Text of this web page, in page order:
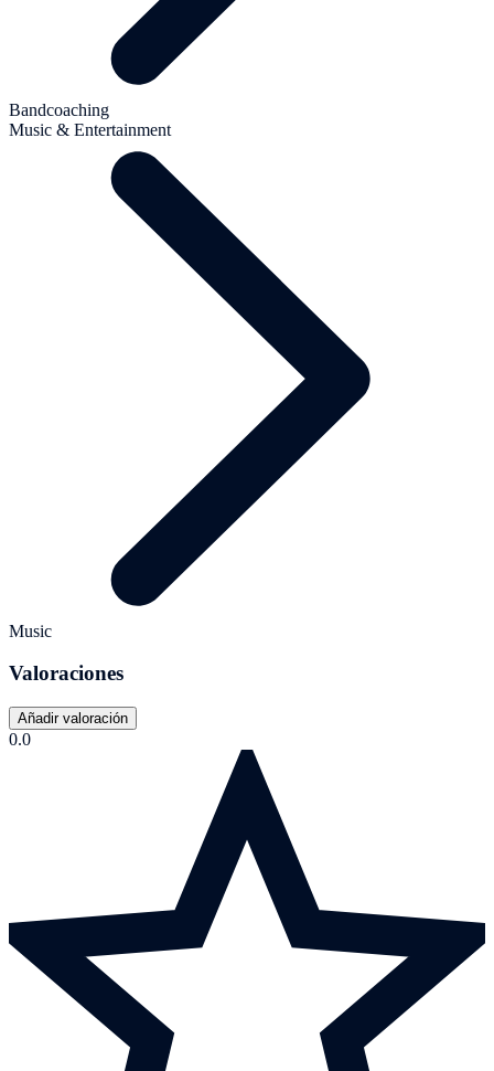
Bandcoaching
Music & Entertainment
Music
Valoraciones
Añadir valoración
0.0